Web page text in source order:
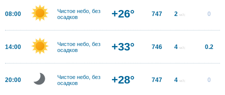
08:00
Чистое небо, без
осадков
+26° 747 2 м/с 0
14:00
Чистое небо, без
осадков
+33° 746 4 м/с 0.2
20:00
Чистое небо, без
осадков
+28° 747 4 м/с 0